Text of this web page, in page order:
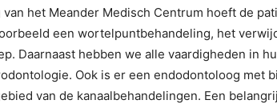
het Meander Medisch Centrum hoeft de
een wortelpuntbehandeling, het
Daarnaast hebben we alle vaardigheden in
Ook is er een endodontoloog met
van de kanaalbehandelingen. Een